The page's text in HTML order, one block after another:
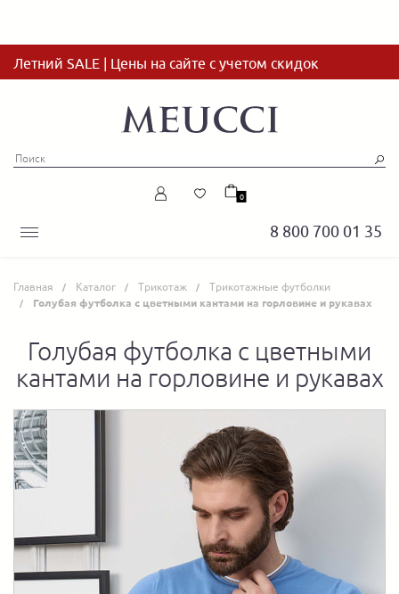
Летний SALE | Цены на сайте с учетом скидок
8 800 700 01 35
0
Главная Каталог Трикотаж Трикотажные футболки
Голубая футболка с цветными кантами на горловине и рукавах
Голубая футболка с цветными
кантами на горловине и рукавах